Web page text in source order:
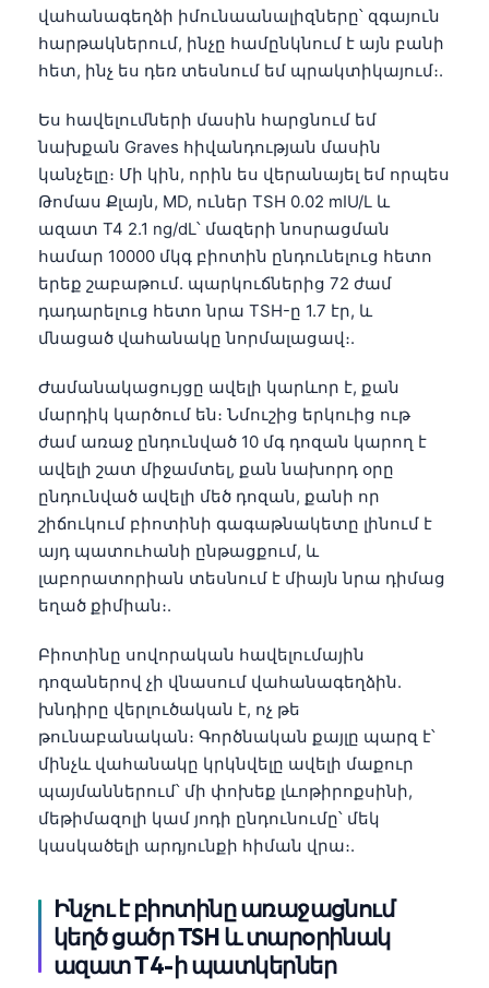
վահանագեղձի իմունաանալիզները՝ զգայուն
հարթակներում, ինչը համընկնում է այն բանի
հետ, ինչ ես դեռ տեսնում եմ պրակտիկայում։.
Ես հավելումների մասին հարցնում եմ
նախքան Graves հիվանդության մասին
կանչելը։ Մի կին, որին ես վերանայել եմ որպես
Թոմաս Քլայն, MD, ուներ TSH 0.02 mIU/L և
ազատ T4 2.1 ng/dL՝ մազերի նոսրացման
համար 10000 մկգ բիոտին ընդունելուց հետո
երեք շաբաթում. պարկուճներից 72 ժամ
դադարելուց հետո նրա TSH-ը 1.7 էր, և
մնացած վահանակը նորմալացավ։.
Ժամանակացույցը ավելի կարևոր է, քան
մարդիկ կարծում են։ Նմուշից երկուից ութ
ժամ առաջ ընդունված 10 մգ դոզան կարող է
ավելի շատ միջամտել, քան նախորդ օրը
ընդունված ավելի մեծ դոզան, քանի որ
շիճուկում բիոտինի գագաթնակետը լինում է
այդ պատուհանի ընթացքում, և
լաբորատորիան տեսնում է միայն նրա դիմաց
եղած քիմիան։.
Բիոտինը սովորական հավելումային
դոզաներով չի վնասում վահանագեղձին.
խնդիրը վերլուծական է, ոչ թե
թունաբանական։ Գործնական քայլը պարզ է՝
մինչև վահանակը կրկնվելը ավելի մաքուր
պայմաններում՝ մի փոխեք լևոթիրոքսինի,
մեթիմազոլի կամ յոդի ընդունումը՝ մեկ
կասկածելի արդյունքի հիման վրա։.
Ինչու է բիոտինը առաջացնում
կեղծ ցածր TSH և տարօրինակ
ազատ T4-ի պատկերներ